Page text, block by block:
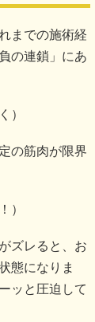
までの施術経
の連鎖」にあ
）
定の筋肉が限界
）
ズレると、お
態になりま
ッと圧迫して